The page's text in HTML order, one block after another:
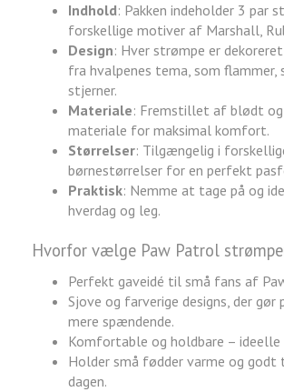
Indhold: Pakken indeholder 3 par
forskellige motiver af Marshall,
Design: Hver strømpe er
fra hvalpenes tema, som flammer,
stjerner.
Materiale: Fremstillet af blødt
materiale for maksimal komfort.
Størrelser: Tilgængelig i
børnestørrelser for en perfekt
Praktisk: Nemme at tage på og
hverdag og leg.
Hvorfor vælge Paw Patrol
Perfekt gaveidé til små fans af
Sjove og farverige designs, der gør
mere spændende.
Komfortable og holdbare –
Holder små fødder varme og godt
dagen.